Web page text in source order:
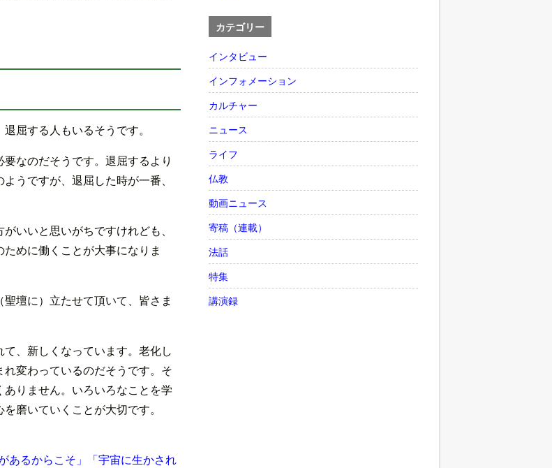
屈する人もいるそうです。
なのだそうです。退屈するより
うですが、退屈した時が一番、
いいと思いがちですけれども、
めに働くことが大事になりま
壇に）立たせて頂いて、皆さま
、新しくなっています。老化し
変わっているのだそうです。そ
りません。いろいろなことを学
磨いていくことが大切です。
あるからこそ」「宇宙に生かされ
カテゴリー
インタビュー
インフォメーション
カルチャー
ニュース
ライフ
仏教
動画ニュース
寄稿（連載）
法話
特集
講演録